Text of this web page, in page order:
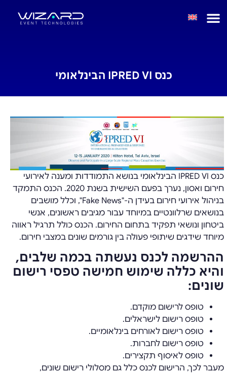
כנס IPRED VI הבינלאומי
כנס IPRED VI הבינלאומי בנושא התמודדות ומענה לאירועי
חירום ואסון, נערך בפעם השישית בשנת 2020. הכנס התמקד
בניהול אירועי חירום בעידן ה-"Fake News", וכלל מושבים
בנושאים שרלוונטיים במיוחד עבור מגיבים ראשונים, אנשי
ביטחון ונושאי תפקיד בתחום החירום. הכנס כולל תרגיל ראווה
מיוחד שידגים שיתופי פעולה בין גורמים שונים במצבי חירום.
ההרשמה לכנס נעשתה בכמה שלבים,
והיא כללה שימוש חמישה טפסי רישום
שונים:
טופס לרישום מוקדם.
טופס רישום לישראלים.
טופס רישום לאורחים בינלאומיים.
טופס רישום לחברות.
טופס לאיסוף תקצירים.
מעבר לכך, הרישום לכנס כלל גם מסלולי רישום שונים,